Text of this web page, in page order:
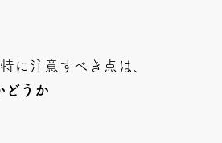
に注意すべき点は、
どうか